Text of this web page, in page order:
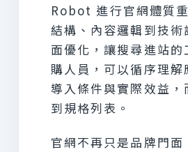
Robot 進行官網體質
結構、內容邏輯到技術
面優化，讓搜尋進站的
購人員，可以循序理解
導入條件與實際效益，
到規格列表。
官網不再只是品牌門面